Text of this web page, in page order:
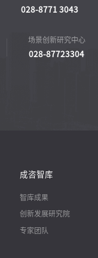
028-8771 3043
场景创新研究中心
028-87723304
成咨智库
智库成果
创新发展研究院
专家团队